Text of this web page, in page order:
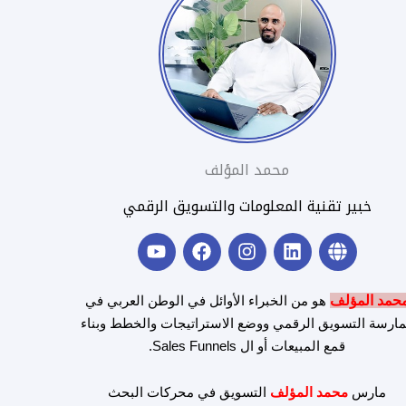
محمد المؤلف
خبير تقنية المعلومات والتسويق الرقمي
G
l
b
L
i
k
e
d
i
I
n
t
a
g
r
m
F
a
e
b
o
o
Y
o
t
u
b
e
المؤلف هو من الخبراء الأوائل في الوطن العربي في
التسويق الرقمي ووضع الاستراتيجات والخطط وبناء
قمع المبيعات أو ال Sales Funnels.
مارس محمد المؤلف التسويق في محركات البحث